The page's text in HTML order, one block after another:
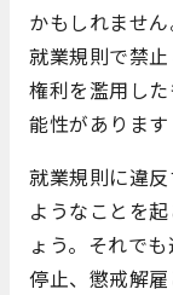
かもしれませ
就業規則で禁
権利を濫用し
能性があります
就業規則に違
ようなことを
ょう。それで
停止、懲戒解